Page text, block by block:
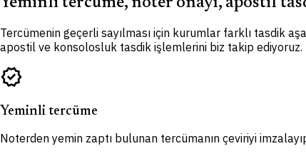
Tercümenin geçerli sayılması için kurumlar farklı tasdik
apostil ve konsolosluk tasdik işlemlerini biz takip ediyoruz.
verified
Yeminli tercüme
Noterden yemin zaptı bulunan tercümanın çeviriyi